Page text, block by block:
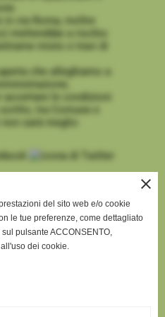
in via Roma, inoltre
metterebbe a rischio
misto e travi di
che alleghiamo a
accertare le condizioni
tra Comune e
sarà meglio
close
del sito web e/o cookie
le tue preferenze, come dettagliato
pulsante ACCONSENTO,
dei cookie.